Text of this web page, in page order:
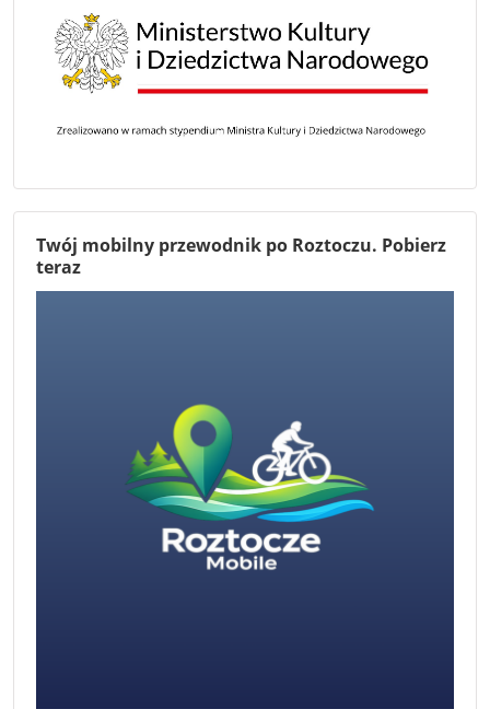
Twój mobilny przewodnik po Roztoczu. Pobierz
teraz